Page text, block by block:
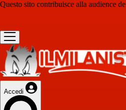
Questo sito contribuisce alla audience de
Accedi